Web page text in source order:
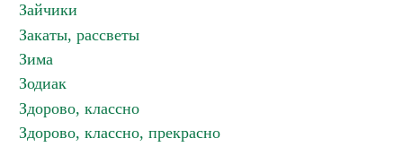
Зайчики
Закаты, рассветы
Зима
Зодиак
Здорово, классно
Здорово, классно, прекрасно